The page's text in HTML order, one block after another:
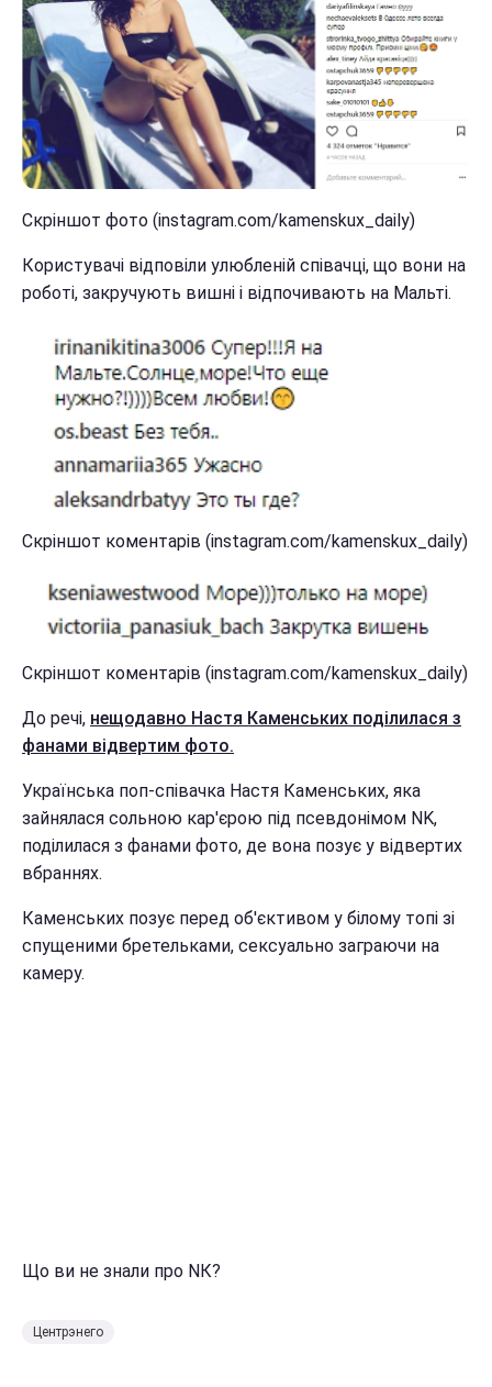
Скріншот фото (instagram.com/kamenskux_daily)
Користувачі відповіли улюбленій співачці, що вони на
роботі, закручують вишні і відпочивають на Мальті.
Скріншот коментарів (instagram.com/kamenskux_daily)
Скріншот коментарів (instagram.com/kamenskux_daily)
До речі, нещодавно Настя Каменських поділилася з
фанами відвертим фото.
Українська поп-співачка Настя Каменських, яка
зайнялася сольною кар'єрою під псевдонімом NK,
поділилася з фанами фото, де вона позує у відвертих
вбраннях.
Каменських позує перед об'єктивом у білому топі зі
спущеними бретельками, сексуально заграючи на
камеру.
Що ви не знали про NК?
Центрэнего